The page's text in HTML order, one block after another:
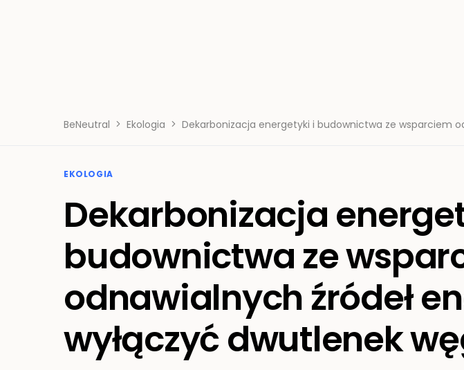
BeNeutral Ekologia Dekarbonizacja energetyki i budownictwa ze wsparciem
EKOLOGIA
Dekarbonizacja
budownictwa ze
odnawialnych źródeł
wyłączyć dwutlenek